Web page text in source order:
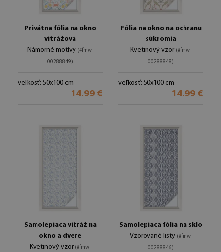
Privátna fólia na okno
vitrážová
Námorné motívy (#fmw-
00288849)
veľkosť: 50x100 cm
14.99 €
Fólia na okno na ochranu
súkromia
Kvetinový vzor (#fmw-
00288848)
veľkosť: 50x100 cm
14.99 €
Samolepiaca vitráž na
okno a dvere
Kvetinový vzor (#fmw-
Samolepiaca fólia na sklo
Vzorované listy (#fmw-
00288846)